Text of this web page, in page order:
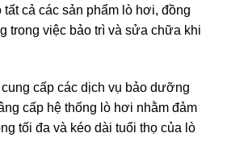
tất cả các sản phẩm lò hơi, đồng
trong việc bảo trì và sửa chữa khi
cấp các dịch vụ bảo dưỡng
cấp hệ thống lò hơi nhằm đảm
tối đa và kéo dài tuổi thọ của lò